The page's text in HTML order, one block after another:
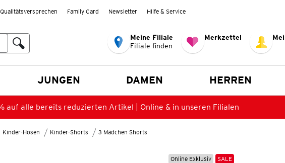
Qualitätsversprechen Family Card Newsletter Hilfe & Service
Meine Filiale
Filiale finden
Merkzettel
JUNGEN DAMEN HERREN
auf alle bereits reduzierten Artikel | Online & in unseren Filialen
Kinder-Hosen Kinder-Shorts 3 Mädchen Shorts
Online Exklusiv SALE